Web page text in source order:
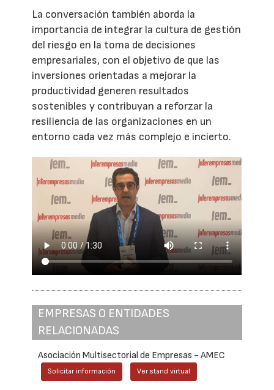
La conversación también aborda la
importancia de integrar la cultura de gestión
del riesgo en la toma de decisiones
empresariales, con el objetivo de que las
inversiones orientadas a mejorar la
productividad generen resultados
sostenibles y contribuyan a reforzar la
resiliencia de las organizaciones en un
entorno cada vez más complejo e incierto.
EMPRESAS O ENTIDADES
RELACIONADAS
Asociación Multisectorial de Empresas - AMEC
Solicitar información Ver stand virtual